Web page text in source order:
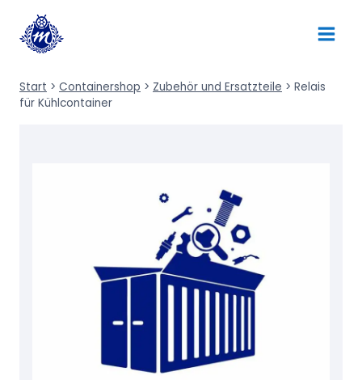
Inhalt
springen
Start > Containershop > Zubehör und Ersatzteile > Relais
für Kühlcontainer